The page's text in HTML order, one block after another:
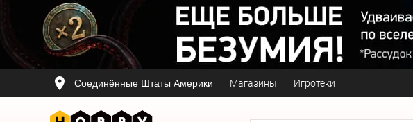
Соединённые Штаты Америки Магазины Игротеки